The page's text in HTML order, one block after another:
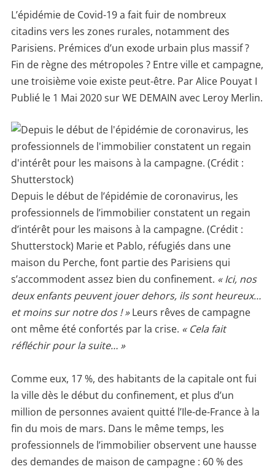
L’épidémie de Covid-19 a fait fuir de nombreux
citadins vers les zones rurales, notamment des
Parisiens. Prémices d’un exode urbain plus massif ?
Fin de règne des métropoles ? Entre ville et campagne,
une troisième voie existe peut-être. Par Alice Pouyat I
Publié le 1 Mai 2020 sur WE DEMAIN avec Leroy Merlin.
Depuis le début de l’épidémie de coronavirus, les
professionnels de l’immobilier constatent un regain
d’intérêt pour les maisons à la campagne. (Crédit :
Shutterstock) Marie et Pablo, réfugiés dans une
maison du Perche, font partie des Parisiens qui
s’accommodent assez bien du confinement. « Ici, nos
deux enfants peuvent jouer dehors, ils sont heureux…
et moins sur notre dos ! »Leurs rêves de campagne
ont même été confortés par la crise. « Cela fait
réfléchir pour la suite… »
Comme eux, 17 %, des habitants de la capitale ont fui
la ville dès le début du confinement, et plus d’un
million de personnes avaient quitté l’Ile-de-France à la
fin du mois de mars. Dans le même temps, les
professionnels de l’immobilier observent une hausse
des demandes de maison de campagne : 60 % des